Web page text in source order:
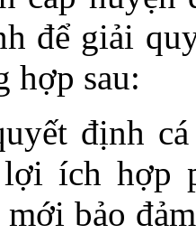
để giải
hợp sau:
định
lợi ích hợp
bảo